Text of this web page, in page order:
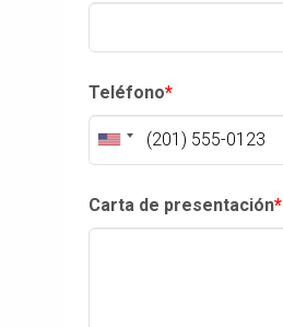
Teléfono*
Carta de presentación*